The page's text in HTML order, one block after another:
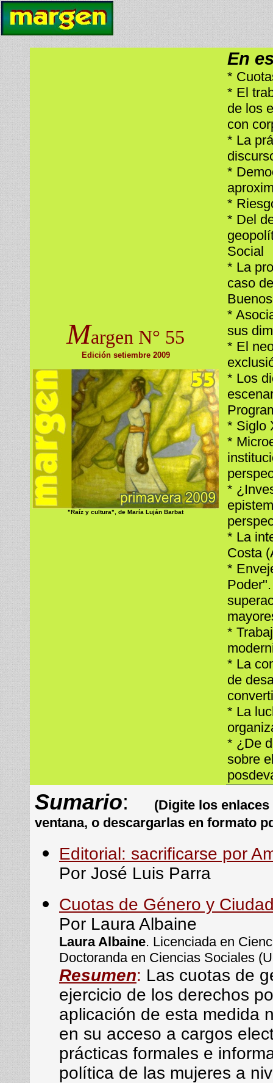
Margen N° 55
Edición setiembre 2009
"Raíz y cultura", de María Luján Barbat
En
*
* El
de los
con
* La
*
*
* Del
Social
* La
caso
*
sus
* El
* Los
* Siglo
*
*
* La
Costa
*
*
* La
de
* La
* ¿De
sobre
Sumario:
(Digite los
ventana, o descargarlas en formato
Editorial: sacrificarse por
Por José Luis Parra
Cuotas de Género y
Por Laura Albaine
Laura Albaine. Licenciada en
Doctoranda en Ciencias Sociales
Resumen: Las cuotas de
ejercicio de los derechos
aplicación de esta medida
en su acceso a cargos
prácticas formales e
política de las mujeres a